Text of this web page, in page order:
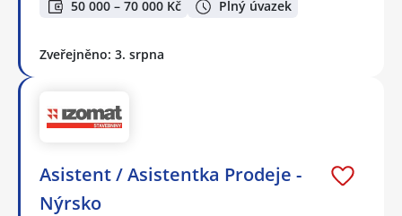
50 000 – 70 000 Kč Plný úvazek
Zveřejněno: 3. srpna
Asistent / Asistentka Prodeje -
Nýrsko